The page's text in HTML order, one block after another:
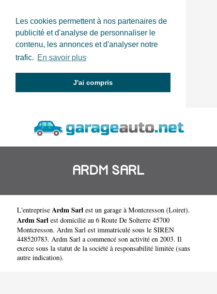
Les cookies permettent à nos partenaires de
publicité et d'analyse de personnaliser le
contenu, les annonces et d'analyser notre
trafic. En savoir plus
J'ai compris
ARDM SARL
L'entreprise Ardm Sarl est un garage à Montcresson (Loiret).
Ardm Sarl est domicilié au 6 Route De Solterre 45700
Montcresson. Ardm Sarl est immatriculé sous le SIREN
448520783. Ardm Sarl a commencé son activité en 2003. Il
exerce sous la statut de la société à responsabilité limitée (sans
autre indication).